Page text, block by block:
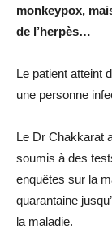
monkeypox,
de l’herpès…
Le patient atteint
une personne
Le Dr Chakkarat
soumis à des
enquêtes sur la
quarantaine
la maladie.